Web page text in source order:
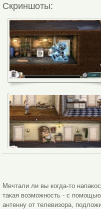
Скриншоты:
Мечтали ли вы когда-то
такая возможность - с
антенну от телевизора,